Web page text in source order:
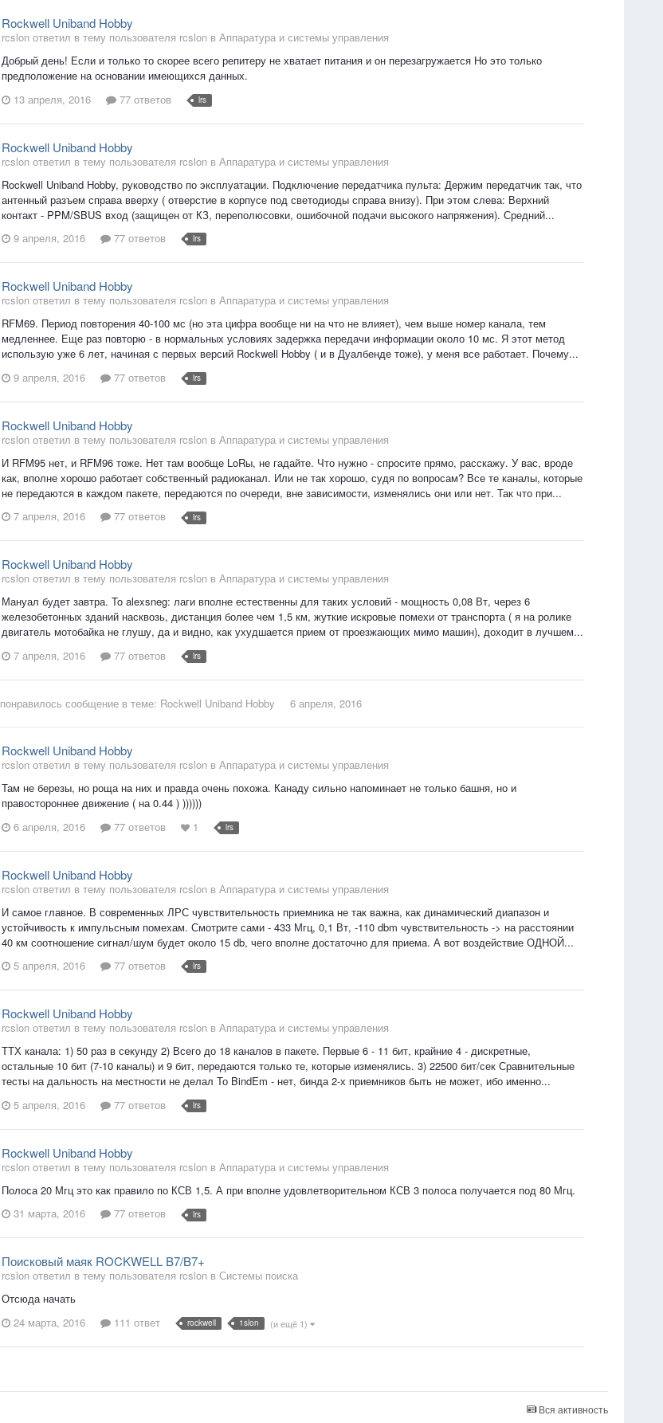
Rockwell Uniband Hobby
rcslon ответил в тему пользователя rcslon в Аппаратура и системы управления
Добрый день! Если и только то скорее всего репитеру не хватает питания и он перезагружается Но это только
предположение на основании имеющихся данных.
13 апреля, 2016
77 ответов lrs
Rockwell Uniband Hobby
rcslon ответил в тему пользователя rcslon в Аппаратура и системы управления
Rockwell Uniband Hobby, руководство по эксплуатации. Подключение передатчика пульта: Держим передатчик так, что
антенный разъем справа вверху ( отверстие в корпусе под светодиоды справа внизу). При этом слева: Верхний
контакт - PPM/SBUS вход (защищен от КЗ, переполюсовки, ошибочной подачи высокого напряжения). Средний...
9 апреля, 2016
77 ответов lrs
Rockwell Uniband Hobby
rcslon ответил в тему пользователя rcslon в Аппаратура и системы управления
RFM69. Период повторения 40-100 мс (но эта цифра вообще ни на что не влияет), чем выше номер канала, тем
медленнее. Еще раз повторю - в нормальных условиях задержка передачи информации около 10 мс. Я этот метод
использую уже 6 лет, начиная с первых версий Rockwell Hobby ( и в Дуалбенде тоже), у меня все работает. Почему...
9 апреля, 2016
77 ответов lrs
Rockwell Uniband Hobby
rcslon ответил в тему пользователя rcslon в Аппаратура и системы управления
И RFM95 нет, и RFM96 тоже. Нет там вообще LoRы, не гадайте. Что нужно - спросите прямо, расскажу. У вас, вроде
как, вполне хорошо работает собственный радиоканал. Или не так хорошо, судя по вопросам? Все те каналы, которые
не передаются в каждом пакете, передаются по очереди, вне зависимости, изменялись они или нет. Так что при...
7 апреля, 2016
77 ответов lrs
Rockwell Uniband Hobby
rcslon ответил в тему пользователя rcslon в Аппаратура и системы управления
Мануал будет завтра. To alexsneg: лаги вполне естественны для таких условий - мощность 0,08 Вт, через 6
железобетонных зданий насквозь, дистанция более чем 1,5 км, жуткие искровые помехи от транспорта ( я на ролике
двигатель мотобайка не глушу, да и видно, как ухудшается прием от проезжающих мимо машин), доходит в лучшем...
7 апреля, 2016
77 ответов lrs
понравилось сообщение в теме: Rockwell Uniband Hobby 6 апреля, 2016
Rockwell Uniband Hobby
rcslon ответил в тему пользователя rcslon в Аппаратура и системы управления
Там не березы, но роща на них и правда очень похожа. Канаду сильно напоминает не только башня, но и
правостороннее движение ( на 0.44 ) ))))))
6 апреля, 2016
77 ответов 1 lrs
Rockwell Uniband Hobby
rcslon ответил в тему пользователя rcslon в Аппаратура и системы управления
И самое главное. В современных ЛРС чувствительность приемника не так важна, как динамический диапазон и
устойчивость к импульсным помехам. Смотрите сами - 433 Мгц, 0,1 Вт, -110 dbm чувствительность -> на расстоянии
40 км соотношение сигнал/шум будет около 15 db, чего вполне достаточно для приема. А вот воздействие ОДНОЙ...
5 апреля, 2016
77 ответов lrs
Rockwell Uniband Hobby
rcslon ответил в тему пользователя rcslon в Аппаратура и системы управления
ТТХ канала: 1) 50 раз в секунду 2) Всего до 18 каналов в пакете. Первые 6 - 11 бит, крайние 4 - дискретные,
остальные 10 бит (7-10 каналы) и 9 бит, передаются только те, которые изменялись. 3) 22500 бит/сек Сравнительные
тесты на дальность на местности не делал То BindEm - нет, бинда 2-х приемников быть не может, ибо именно...
5 апреля, 2016
77 ответов lrs
Rockwell Uniband Hobby
rcslon ответил в тему пользователя rcslon в Аппаратура и системы управления
Полоса 20 Мгц это как правило по КСВ 1,5. А при вполне удовлетворительном КСВ 3 полоса получается под 80 Мгц.
31 марта, 2016
77 ответов lrs
Поисковый маяк ROCKWELL B7/B7+
rcslon ответил в тему пользователя rcslon в Системы поиска
Отсюда начать
24 марта, 2016
111 ответ rockwell 1slon (и ещё 1)
Вся активность